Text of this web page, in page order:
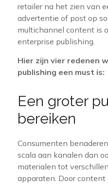
retailer na het zien van
advertentie of post op
multichannel content is
enterprise publishing.
Hier zijn vier redenen
publishing een must is:
Een groter
bereiken
Consumenten
scala aan kanalen dan
materialen tot
apparaten. Door